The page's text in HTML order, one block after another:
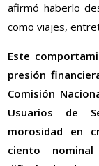
afirmó haberlo
como viajes,
Este
presión
Comisión
Usuarios de
morosidad en
ciento